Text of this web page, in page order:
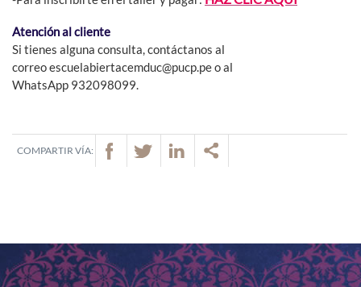
Atención al cliente
Si tienes alguna consulta, contáctanos al
correo escuelabiertacemduc@pucp.pe o al
WhatsApp 932098099.
COMPARTIR VÍA: